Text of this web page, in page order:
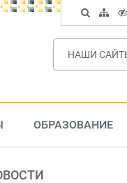
НАШИ
ОБРАЗОВАНИЕ
Поиск
по
сайту